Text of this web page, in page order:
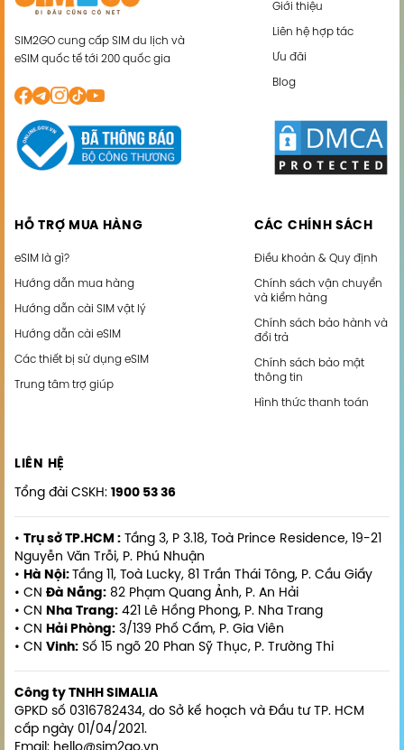
SIM2GO cung cấp SIM du lịch và
eSIM quốc tế tới 200 quốc gia
Giới thiệu
Liên hệ hợp tác
Ưu đãi
Blog
HỖ TRỢ MUA HÀNG
eSIM là gì?
Hướng dẫn mua hàng
Hướng dẫn cài SIM vật lý
Hướng dẫn cài eSIM
Các thiết bị sử dụng eSIM
Trung tâm trợ giúp
CÁC CHÍNH SÁCH
Điều khoản & Quy định
Chính sách vận chuyển
và kiểm hàng
Chính sách bảo hành và
đổi trả
Chính sách bảo mật
thông tin
Hình thức thanh toán
LIÊN HỆ
Tổng đài CSKH: 1900 53 36
• Trụ sở TP.HCM : Tầng 3, P 3.18, Toà Prince Residence, 19-21
Nguyễn Văn Trỗi, P. Phú Nhuận
• Hà Nội: Tầng 11, Toà Lucky, 81 Trần Thái Tông, P. Cầu Giấy
• CN Đà Nẵng: 82 Phạm Quang Ảnh, P. An Hải
• CN Nha Trang: 421 Lê Hồng Phong, P. Nha Trang
• CN Hải Phòng: 3/139 Phố Cấm, P. Gia Viên
• CN Vinh: Số 15 ngõ 20 Phan Sỹ Thục, P. Trường Thi
Công ty TNHH SIMALIA
GPKD số 0316782434, do Sở kế hoạch và Đầu tư TP. HCM
cấp ngày 01/04/2021.